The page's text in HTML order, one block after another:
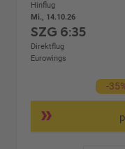
Hinflug
Mi., 14.10.26
SZG 6:35
Direktflug
Eurowings
-